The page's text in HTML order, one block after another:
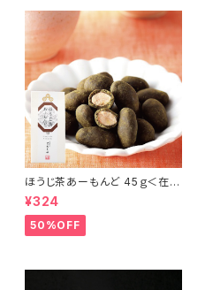
ほうじ茶あーもんど 45ｇ＜在庫
一掃セール！＞
¥324
50%OFF